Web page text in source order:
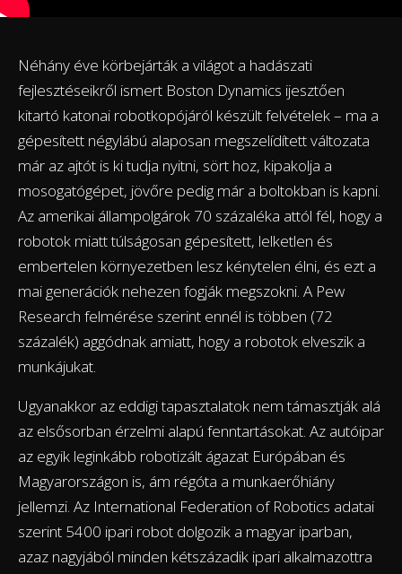
Néhány éve körbejárták a világot a hadászati
fejlesztéseikről ismert Boston Dynamics ijesztően
kitartó katonai robotkopójáról készült felvételek – ma a
gépesített négylábú alaposan megszelídített változata
már az ajtót is ki tudja nyitni, sört hoz, kipakolja a
mosogatógépet, jövőre pedig már a boltokban is kapni.
Az amerikai állampolgárok 70 százaléka attól fél, hogy a
robotok miatt túlságosan gépesített, lelketlen és
embertelen környezetben lesz kénytelen élni, és ezt a
mai generációk nehezen fogják megszokni. A Pew
Research felmérése szerint ennél is többen (72
százalék) aggódnak amiatt, hogy a robotok elveszik a
munkájukat.
Ugyanakkor az eddigi tapasztalatok nem támasztják alá
az elsősorban érzelmi alapú fenntartásokat. Az autóipar
az egyik leginkább robotizált ágazat Európában és
Magyarországon is, ám régóta a munkaerőhiány
jellemzi. Az International Federation of Robotics adatai
szerint 5400 ipari robot dolgozik a magyar iparban,
azaz nagyjából minden kétszázadik ipari alkalmazottra